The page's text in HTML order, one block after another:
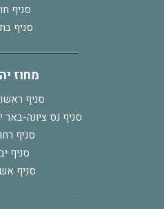
סניף
סניף
מחוז
סניף
סניף נס ציונה-
סניף
סניף
סניף